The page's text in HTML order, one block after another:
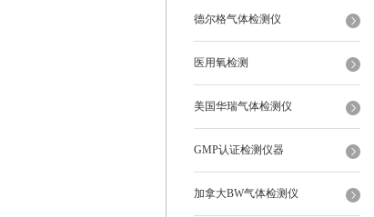
德尔格气体检测仪
医用氧检测
美国华瑞气体检测仪
GMP认证检测仪器
加拿大BW气体检测仪